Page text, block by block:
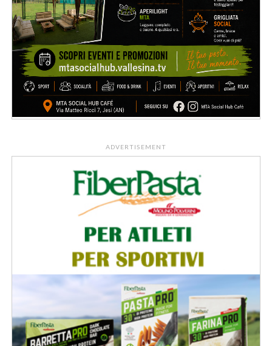
ADVERTISEMENT